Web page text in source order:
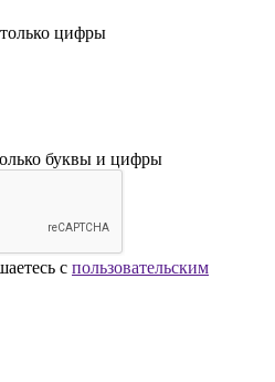
цифры
буквы и цифры
с пользовательским